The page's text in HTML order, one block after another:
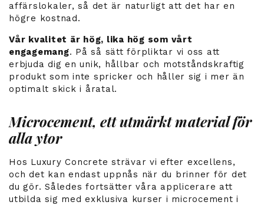
affärslokaler, så det är naturligt att det har en
högre kostnad.
Vår kvalitet är hög, lika hög som vårt
engagemang. På så sätt förpliktar vi oss att
erbjuda dig en unik, hållbar och motståndskraftig
produkt som inte spricker och håller sig i mer än
optimalt skick i åratal.
Microcement, ett utmärkt material för
alla ytor
Hos Luxury Concrete strävar vi efter excellens,
och det kan endast uppnås när du brinner för det
du gör. Således fortsätter våra applicerare att
utbilda sig med exklusiva kurser i microcement i